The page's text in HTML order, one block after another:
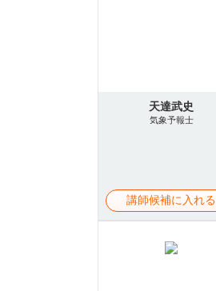
天達武史
気象予報士
講師候補に入れる